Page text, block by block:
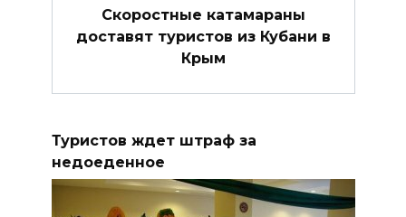
Скоростные катамараны
доставят туристов из Кубани в
Крым
Туристов ждет штраф за
недоеденное